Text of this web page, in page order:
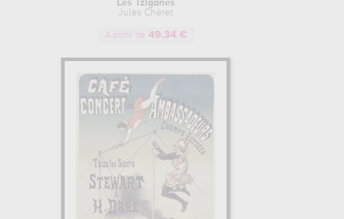
Les Tziganes
Jules Chéret
A partir de 49.34 €